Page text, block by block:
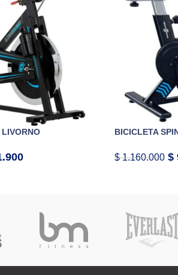
LIVORNO BICICLETA
$1.160.000 $